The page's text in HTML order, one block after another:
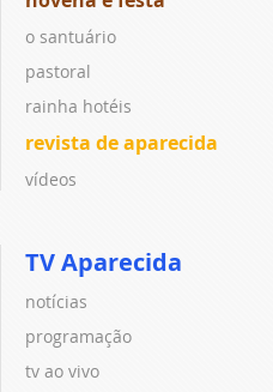
o santuário
pastoral
rainha hotéis
revista de aparecida
vídeos
TV Aparecida
notícias
programação
tv ao vivo